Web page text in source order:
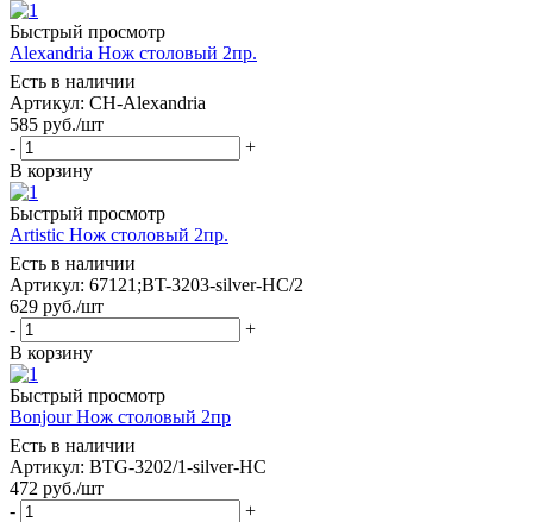
Быстрый просмотр
Alexandria Нож столовый 2пр.
Есть в наличии
Артикул: СН-Alexandria
585 руб./шт
-
+
В корзину
Быстрый просмотр
Artistic Нож столовый 2пр.
Есть в наличии
Артикул: 67121;BT-3203-silver-НС/2
629 руб./шт
-
+
В корзину
Быстрый просмотр
Bonjour Нож столовый 2пр
Есть в наличии
Артикул: BTG-3202/1-silver-НС
472 руб./шт
-
+